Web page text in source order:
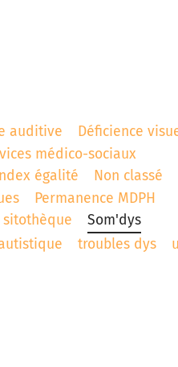
auditive
Déficience
médico-sociaux
Index égalité
Non classé
Permanence MDPH
sitothèque
Som'dys
troubles dys